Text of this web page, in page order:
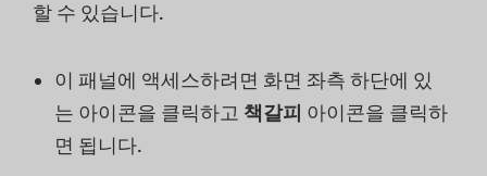
할 수 있습니다.
이 패널에 액세스하려면 화면 좌측 하단에 있
는 아이콘을 클릭하고 책갈피 아이콘을 클릭하
면 됩니다.